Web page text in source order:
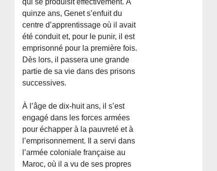
qui se produisit effectivement. À
quinze ans, Genet s’enfuit du
centre d’apprentissage où il avait
été conduit et, pour le punir, il est
emprisonné pour la première fois.
Dès lors, il passera une grande
partie de sa vie dans des prisons
successives.
À l’âge de dix-huit ans, il s’est
engagé dans les forces armées
pour échapper à la pauvreté et à
l’emprisonnement. Il a servi dans
l’armée coloniale française au
Maroc, où il a vu de ses propres